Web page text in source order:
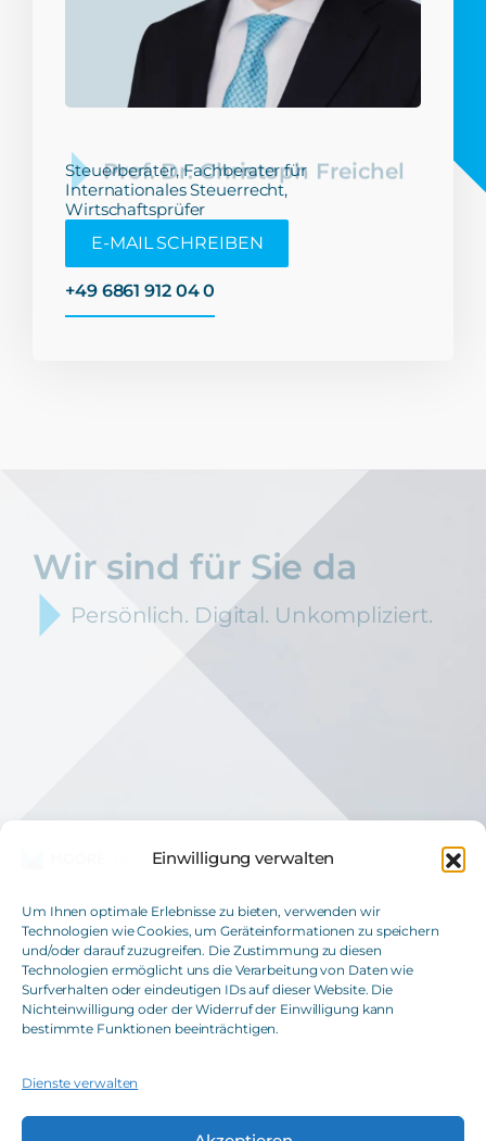
Einwilligung verwalten
Um Ihnen optimale Erlebnisse zu bieten, verwenden wir
Technologien wie Cookies, um Geräteinformationen zu speichern
und/oder darauf zuzugreifen. Die Zustimmung zu diesen
Technologien ermöglicht uns die Verarbeitung von Daten wie
Surfverhalten oder eindeutigen IDs auf dieser Website. Die
Nichteinwilligung oder der Widerruf der Einwilligung kann
bestimmte Funktionen beeinträchtigen.
Dienste verwalten
Steuerberater, Fachberater für
Internationales Steuerrecht,
Wirtschaftsprüfer
E-MAIL SCHREIBEN
+49 6861 912 04 0
Persönlich. Digital. Unkompliziert.
Moore TK GmbH
Steuerberatungsgesellschaft
T+49(0)621 42508-0